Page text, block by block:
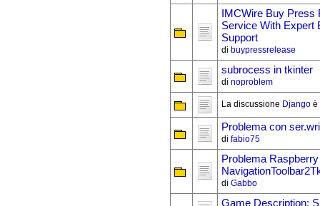
IMCWire Buy Press
Service With Expert
Support
di buypressrelease
subrocess in tkinter
di noproblem
La discussione Djangoè
Problema con
di fabio75
Problema
di Gabbo
Game Description: